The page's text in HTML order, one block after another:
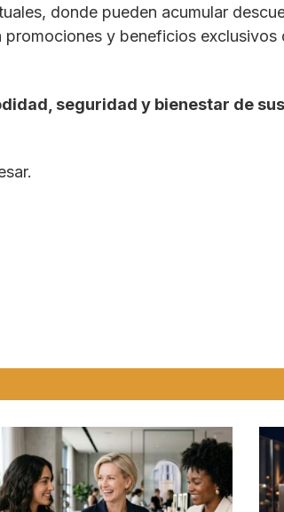
donde pueden acumular
y beneficios
seguridad y bienestar de